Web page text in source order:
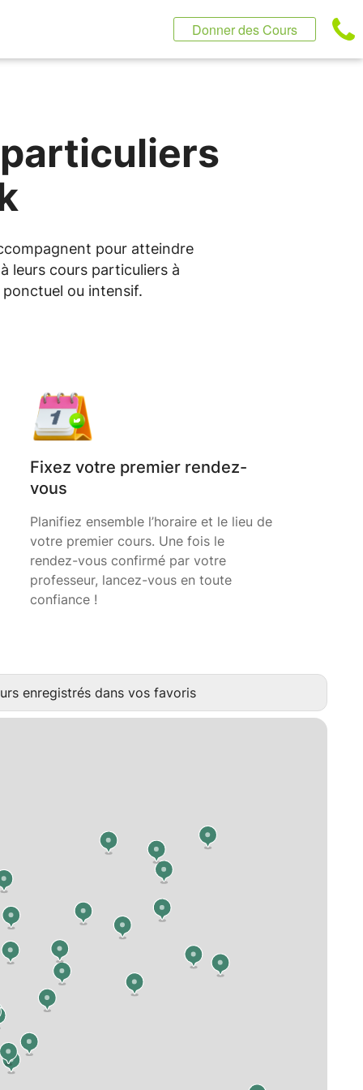
Donner des Cours
pour atteindre
leurs cours particuliers à
ou intensif.
Fixez votre premier rendez-
vous
Planifiez ensemble l’horaire et le lieu de
votre premier cours. Une fois le
rendez-vous confirmé par votre
professeur, lancez-vous en toute
confiance !
enregistrés dans vos favoris